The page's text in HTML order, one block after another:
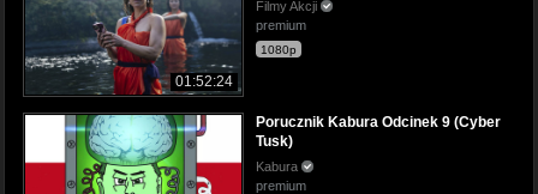
01:52:24
Filmy Akcji
premium
1080p
Porucznik Kabura Odcinek 9 (Cyber
Tusk)
Kabura
premium